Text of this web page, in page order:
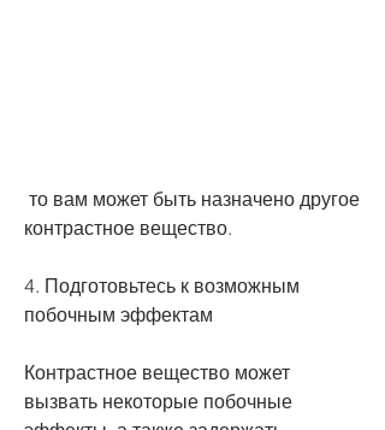
контрастное вещество.
4. Подготовьтесь к возможным
побочным эффектам
Контрастное вещество может
вызвать некоторые побочные